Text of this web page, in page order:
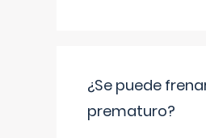
¿Se puede
prematuro?